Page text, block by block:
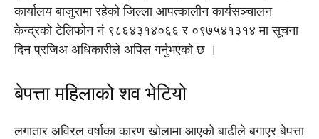
कार्यालय बाजुरामा रहेको जिल्ला आपत्कालीन कार्यसञ्चालन
केन्द्रको टेलिफोन नं ९८६४३१४०६६ र ०९७५४१३१४ मा सूचना
दिन प्रजिअ अधिकारीले अपिल गर्नुभएको छ ।
बेपत्ता महिलाको शव भेटियो
लगातार अविरल वर्षाका कारण खोलामा आएको बाढीले बगाएर बेपत्ता